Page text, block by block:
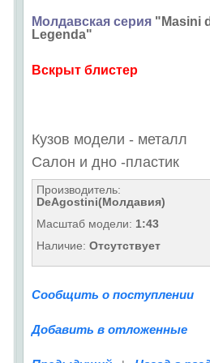
Молдавская серия "Masini
Legenda"
Вскрыт блистер
Кузов модели - металл
Салон и дно -пластик
Производитель:
DeAgostini(Молдавия)
Масштаб модели: 1:43
Наличие: Отсутствует
Сообщить о поступлении
Добавить в отложенные